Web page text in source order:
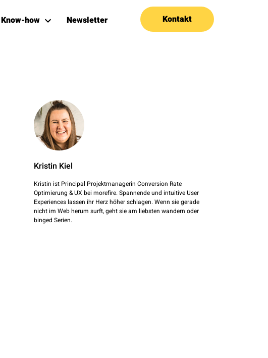
Know-how Newsletter Kontakt
Kristin Kiel
Kristin ist Principal Projektmanagerin Conversion Rate
Optimierung & UX bei morefire. Spannende und intuitive User
Experiences lassen ihr Herz höher schlagen. Wenn sie gerade
nicht im Web herum surft, geht sie am liebsten wandern oder
binged Serien.